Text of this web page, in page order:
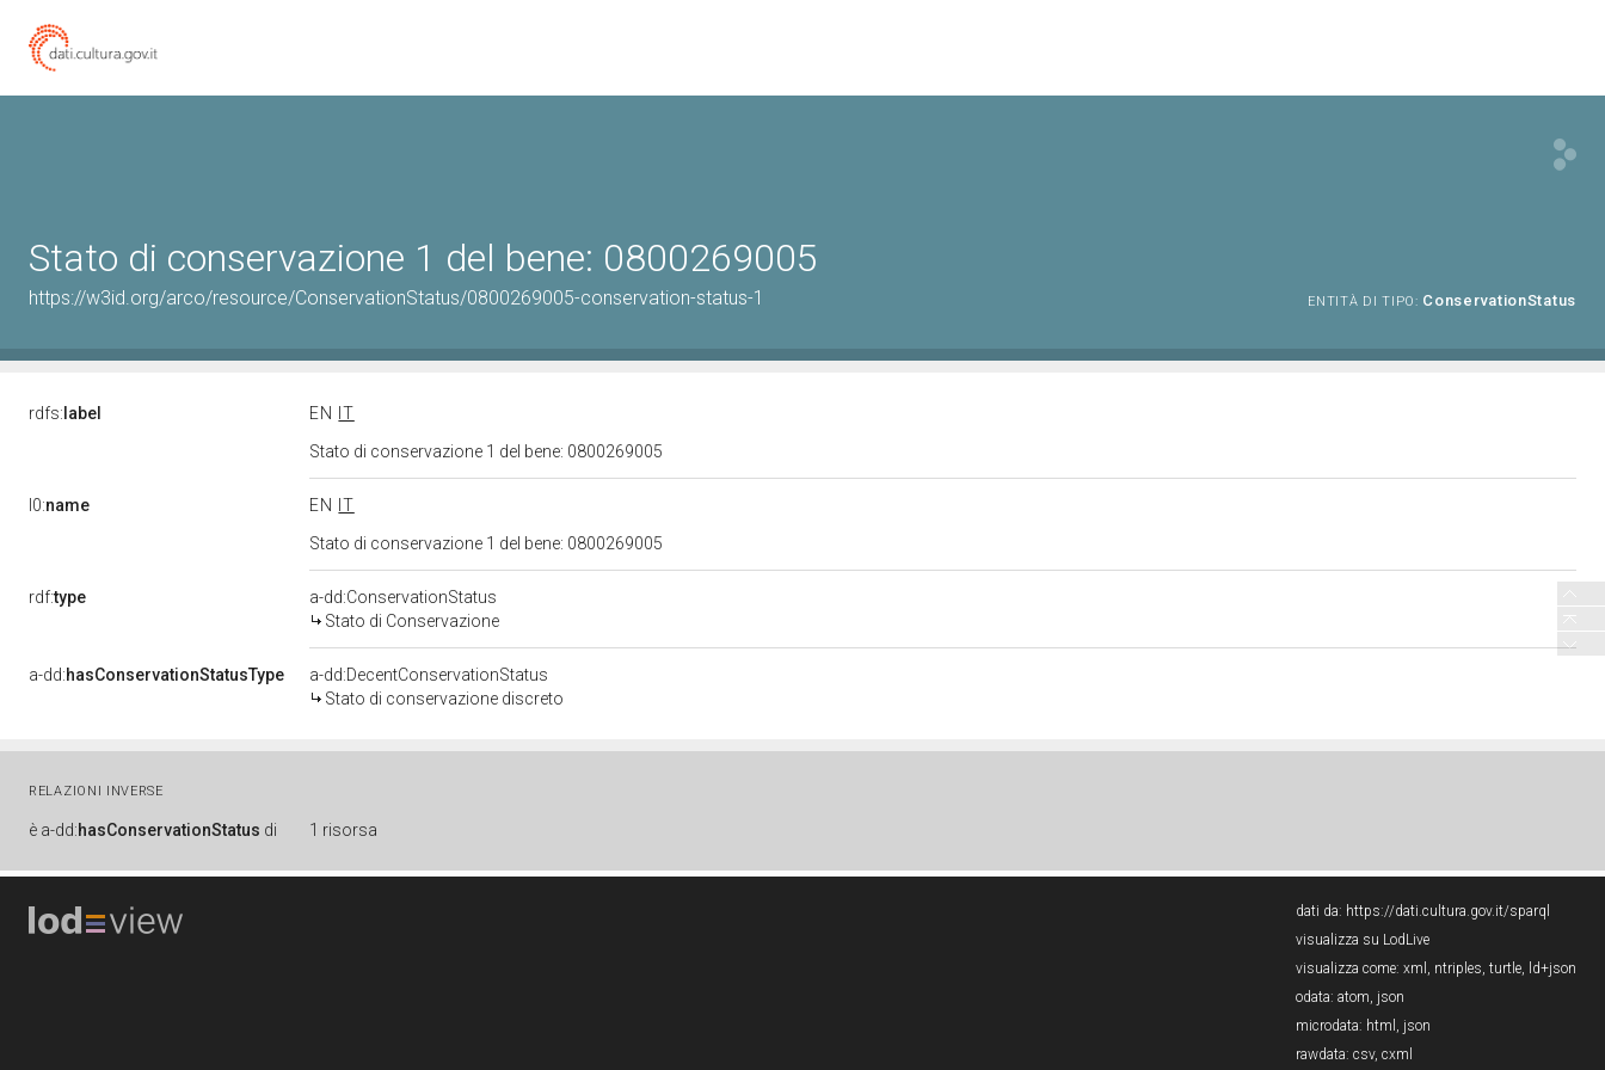
Stato di conservazione 1 del bene: 0800269005
https://w3id.org/arco/resource/ConservationStatus/0800269005-conservation-status-1 ENTITÀ DI TIPO: ConservationStatus
rdfs: label EN
IT
Stato di conservazione 1 del bene: 0800269005
l0:name EN
IT
Stato di conservazione 1 del bene: 0800269005
rdf:type
a-dd:ConservationStatus
Stato di Conservazione
a-dd:hasConservationStatusType
a-dd:DecentConservationStatus
Stato di conservazione discreto
RELAZIONI INVERSE
è a-dd:hasConservationStatus di 1 risorsa
dati da: https://dati.cultura.gov.it/sparql
visualizza su LodLive
visualizza come: xml , ntriples, turtle, ld+json
odata: atom, json
microdata: html , json
rawdata: csv, cxml